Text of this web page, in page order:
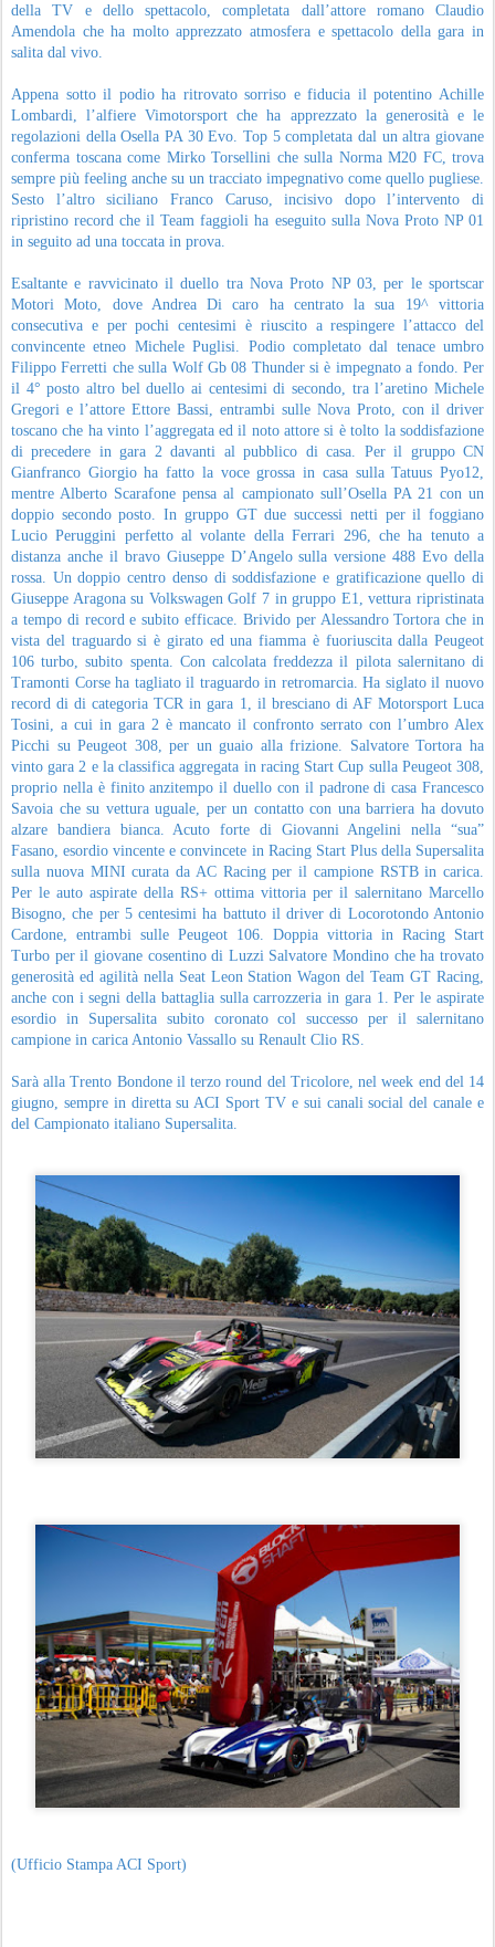
della TV e dello spettacolo, completata dall’attore romano Claudio
Amendola che ha molto apprezzato atmosfera e spettacolo della gara in
salita dal vivo.
Appena sotto il podio ha ritrovato sorriso e fiducia il potentino Achille
Lombardi, l’alfiere Vimotorsport che ha apprezzato la generosità e le
regolazioni della Osella PA 30 Evo. Top 5 completata dal un altra giovane
conferma toscana come Mirko Torsellini che sulla Norma M20 FC, trova
sempre più feeling anche su un tracciato impegnativo come quello pugliese.
Sesto l’altro siciliano Franco Caruso, incisivo dopo l’intervento di
ripristino record che il Team faggioli ha eseguito sulla Nova Proto NP 01
in seguito ad una toccata in prova.
Esaltante e ravvicinato il duello tra Nova Proto NP 03, per le sportscar
Motori Moto, dove Andrea Di caro ha centrato la sua 19^ vittoria
consecutiva e per pochi centesimi è riuscito a respingere l’attacco del
convincente etneo Michele Puglisi. Podio completato dal tenace umbro
Filippo Ferretti che sulla Wolf Gb 08 Thunder si è impegnato a fondo. Per
il 4° posto altro bel duello ai centesimi di secondo, tra l’aretino Michele
Gregori e l’attore Ettore Bassi, entrambi sulle Nova Proto, con il driver
toscano che ha vinto l’aggregata ed il noto attore si è tolto la soddisfazione
di precedere in gara 2 davanti al pubblico di casa. Per il gruppo CN
Gianfranco Giorgio ha fatto la voce grossa in casa sulla Tatuus Pyo12,
mentre Alberto Scarafone pensa al campionato sull’Osella PA 21 con un
doppio secondo posto. In gruppo GT due successi netti per il foggiano
Lucio Peruggini perfetto al volante della Ferrari 296, che ha tenuto a
distanza anche il bravo Giuseppe D’Angelo sulla versione 488 Evo della
rossa. Un doppio centro denso di soddisfazione e gratificazione quello di
Giuseppe Aragona su Volkswagen Golf 7 in gruppo E1, vettura ripristinata
a tempo di record e subito efficace. Brivido per Alessandro Tortora che in
vista del traguardo si è girato ed una fiamma è fuoriuscita dalla Peugeot
106 turbo, subito spenta. Con calcolata freddezza il pilota salernitano di
Tramonti Corse ha tagliato il traguardo in retromarcia. Ha siglato il nuovo
record di di categoria TCR in gara 1, il bresciano di AF Motorsport Luca
Tosini, a cui in gara 2 è mancato il confronto serrato con l’umbro Alex
Picchi su Peugeot 308, per un guaio alla frizione. Salvatore Tortora ha
vinto gara 2 e la classifica aggregata in racing Start Cup sulla Peugeot 308,
proprio nella è finito anzitempo il duello con il padrone di casa Francesco
Savoia che su vettura uguale, per un contatto con una barriera ha dovuto
alzare bandiera bianca. Acuto forte di Giovanni Angelini nella “sua”
Fasano, esordio vincente e convincete in Racing Start Plus della Supersalita
sulla nuova MINI curata da AC Racing per il campione RSTB in carica.
Per le auto aspirate della RS+ ottima vittoria per il salernitano Marcello
Bisogno, che per 5 centesimi ha battuto il driver di Locorotondo Antonio
Cardone, entrambi sulle Peugeot 106. Doppia vittoria in Racing Start
Turbo per il giovane cosentino di Luzzi Salvatore Mondino che ha trovato
generosità ed agilità nella Seat Leon Station Wagon del Team GT Racing,
anche con i segni della battaglia sulla carrozzeria in gara 1. Per le aspirate
esordio in Supersalita subito coronato col successo per il salernitano
campione in carica Antonio Vassallo su Renault Clio RS.
Sarà alla Trento Bondone il terzo round del Tricolore, nel week end del 14
giugno, sempre in diretta su ACI Sport TV e sui canali social del canale e
del Campionato italiano Supersalita.
(Ufficio Stampa ACI Sport)